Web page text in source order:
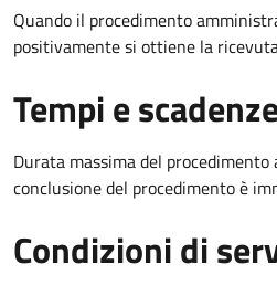
Quando il procedimento
positivamente si ottiene la
Tempi e
Durata massima del
conclusione del procedimento è
Condizioni di